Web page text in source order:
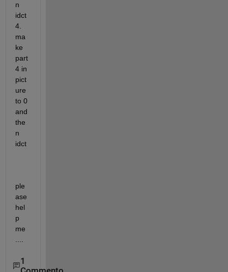
n
idct
4.
ma
ke
part
4 in
pict
ure
to 0
and
the
n
idct
ple
ase
hel
p
me
1